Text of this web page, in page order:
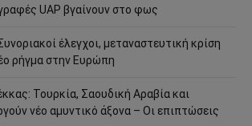
UAP βγαίνουν στο φως
έλεγχοι, μεταναστευτική κρίση
ρήγμα στην Ευρώπη
Τουρκία, Σαουδική Αραβία και
νέο αμυντικό άξονα – Οι επιπτώσεις